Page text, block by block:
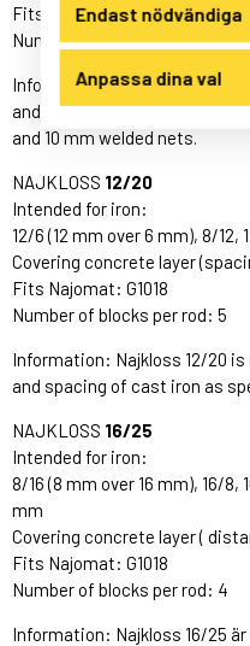
Fits Najomat: G1018
Number of blocks per rod: 7
Information: Najkloss 10/15
and spacing of cast iron as
and 10 mm welded nets.
NAJKLOSS 12/20
Intended for iron:
12/6 (12 mm over 6 mm), 8/12,
Covering concrete layer
Fits Najomat: G1018
Number of blocks per rod: 5
Information: Najkloss 12/20
and spacing of cast iron as
NAJKLOSS 16/25
Intended for iron:
8/16 (8 mm over 16 mm), 16/8,
mm
Covering concrete layer (
Fits Najomat: G1018
Number of blocks per rod: 4
Information: Najkloss 16/25
Endast nödvändiga
Anpassa dina val